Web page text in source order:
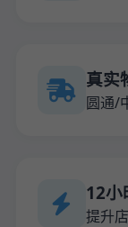
真实
圆通/
12小
提升